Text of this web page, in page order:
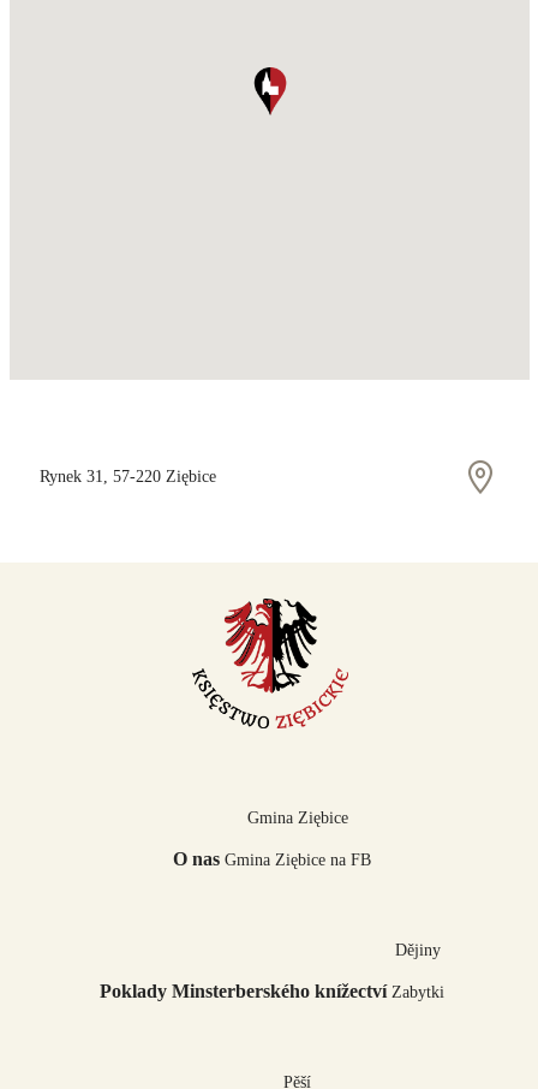
Rynek 31, 57-220 Ziębice
O nas
Gmina Ziębice
Gmina Ziębice na FB
Poklady Minsterberského knížectví
Dějiny
Zabytki
Pěší